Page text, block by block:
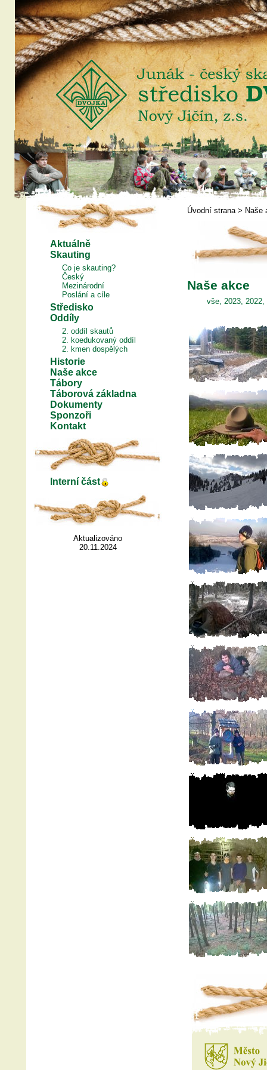
Aktuálně
Skauting
Co je skauting?
Český
Mezinárodní
Poslání a cíle
Středisko
Oddíly
2. oddíl skautů
2. koedukovaný oddíl
2. kmen dospělých
Historie
Naše akce
Tábory
Táborová základna
Dokumenty
Sponzoři
Kontakt
Interní část
Aktualizováno
20.11.2024
Úvodní strana> Naše
Naše akce
vše, 2023, 2022,